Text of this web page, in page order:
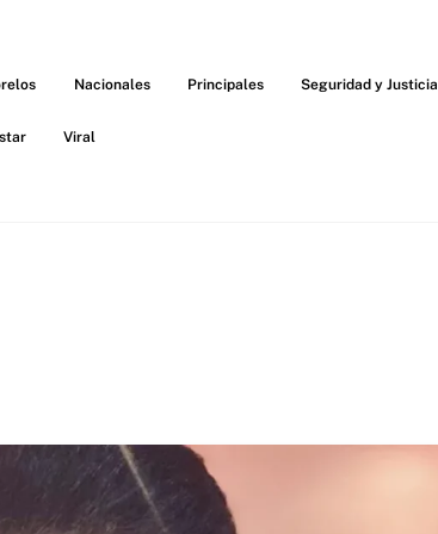
Nacionales Principales Seguridad y Justicia
Viral